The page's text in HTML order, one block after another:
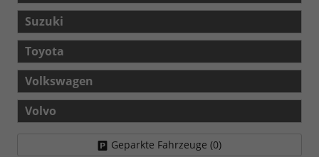
Suzuki
Toyota
Volkswagen
Volvo
Geparkte Fahrzeuge (0)